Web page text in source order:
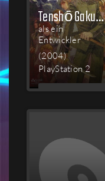
Tenshō Gakuen Gensōroku
als ein
Entwickler
(2004)
PlayStation 2
MEHR